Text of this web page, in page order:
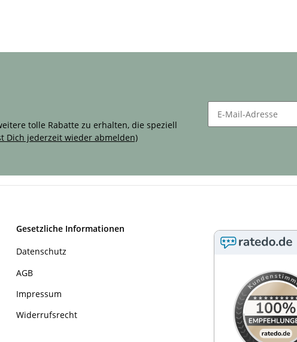
tolle Rabatte zu erhalten, die speziell
Dich jederzeit wieder abmelden)
Gesetzliche Informationen
Datenschutz
AGB
Impressum
Widerrufsrecht